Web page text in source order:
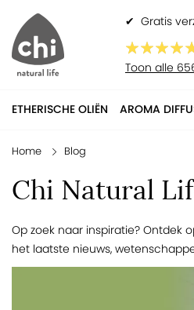
✔ Gratis
Toon alle
ETHERISCHE OLIËN AROMA
Home Blog
Chi Natural
Op zoek naar inspiratie? Ontdek
het laatste nieuws,